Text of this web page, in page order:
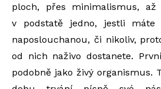
ploch, přes minimalismus,
v podstatě jedno, jestli máte
naposlouchanou, či nikoliv,
od nich naživo dostanete.
podobně jako živý organismus.